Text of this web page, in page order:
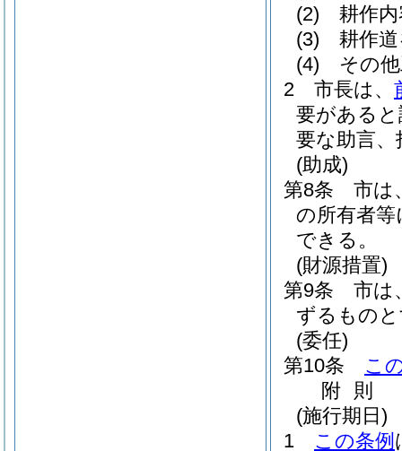
(2)
耕作
(3)
耕作
(4)
その
2
市長は、
要がある
要な助言
(助成)
第8条
市は
の所有者
できる。
(財源措置)
第9条
市は
ずるもの
(委任)
第10条
こ
附 則
(施行期日)
1
この条例